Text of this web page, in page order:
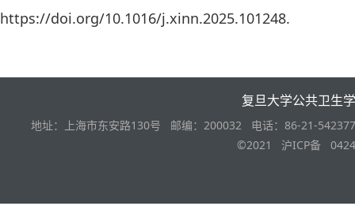
https://doi.org/10.1016/j.xinn.2025.101248.
复旦大学公共卫生
地址：上海市东安路130号 邮编：200032 电话：86-21-
©2021 沪ICP备